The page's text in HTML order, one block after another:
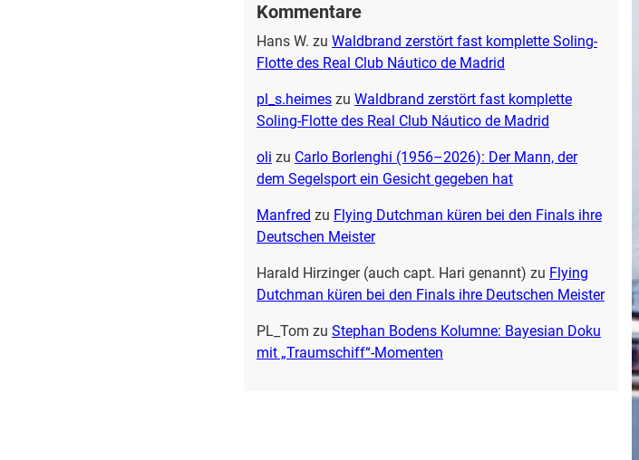
Kommentare
Hans W. zu Waldbrand zerstört fast komplette Soling-
Flotte des Real Club Náutico de Madrid
pl_s.heimeszu Waldbrand zerstört fast komplette
Soling-Flotte des Real Club Náutico de Madrid
oli zu Carlo Borlenghi (1956–2026): Der Mann, der
dem Segelsport ein Gesicht gegeben hat
Manfred zu Flying Dutchman küren bei den Finals ihre
Deutschen Meister
Harald Hirzinger (auch capt. Hari genannt) zu Flying
Dutchman küren bei den Finals ihre Deutschen Meister
PL_Tom zu Stephan Bodens Kolumne: Bayesian Doku
mit „Traumschiff“-Momenten